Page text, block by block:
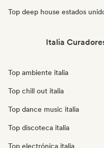
Top deep house estados
Italia
Top ambiente italia
Top chill out italia
Top dance music italia
Top discoteca italia
Top electrónica italia